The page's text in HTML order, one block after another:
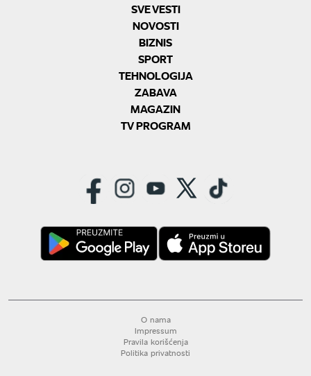
SVE VESTI
NOVOSTI
BIZNIS
SPORT
TEHNOLOGIJA
ZABAVA
MAGAZIN
TV PROGRAM
O nama
Impressum
Pravila korišćenja
Politika privatnosti